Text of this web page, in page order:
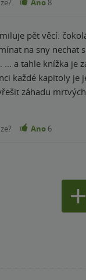
Ano 8
Jalapeño číst praskliny ve zdi po probuzení dál
na sny nechat
každé kapitoly je
záhadu
rychle se začtete do detektivní
Ano 6